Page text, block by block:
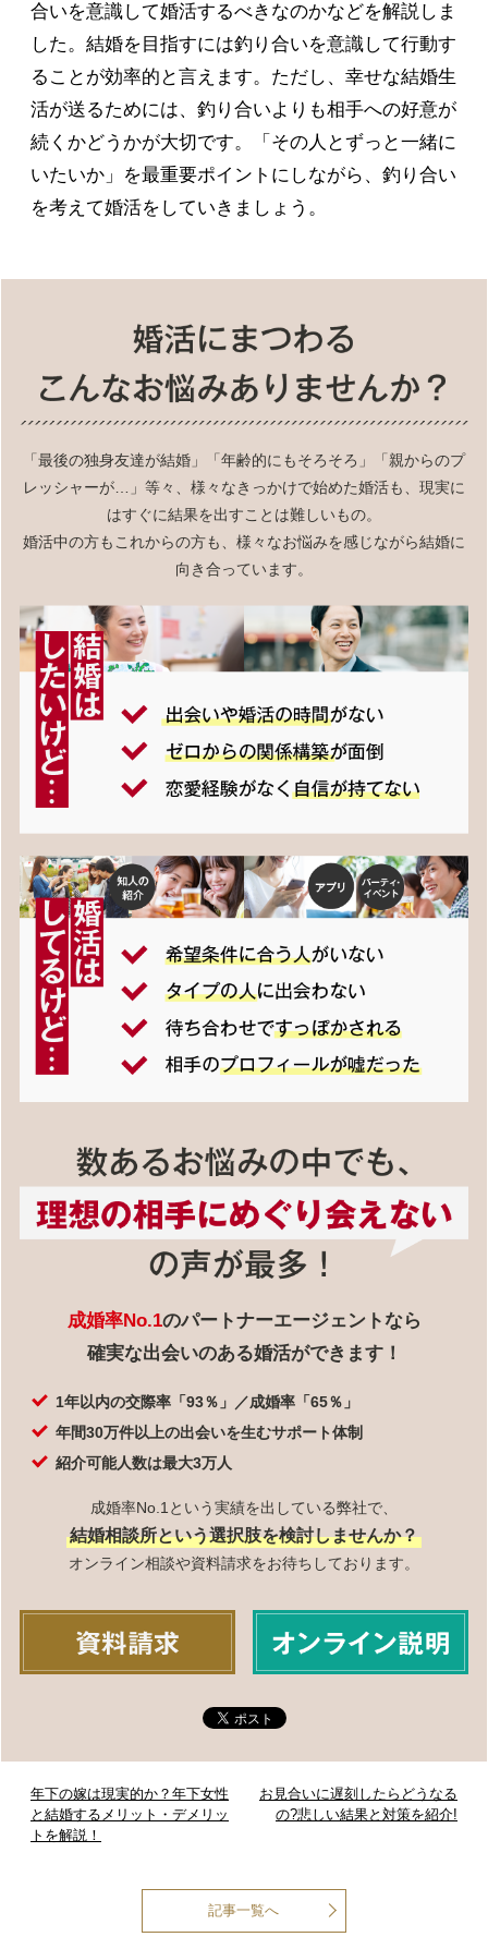
合いを意識して婚活するべきなのかなどを解説しま
した。結婚を目指すには釣り合いを意識して行動す
ることが効率的と言えます。ただし、幸せな結婚生
活が送るためには、釣り合いよりも相手への好意が
続くかどうかが大切です。「その人とずっと一緒に
いたいか」を最重要ポイントにしながら、釣り合い
を考えて婚活をしていきましょう。
「最後の独身友達が結婚」「年齢的にもそろそろ」「親からのプ
レッシャーが…」等々、様々なきっかけで始めた婚活も、現実に
はすぐに結果を出すことは難しいもの。
婚活中の方もこれからの方も、様々なお悩みを感じながら結婚に
向き合っています。
成婚率No.1のパートナーエージェントなら
確実な出会いのある婚活ができます！
1年以内の交際率「93％」／成婚率「65％」
年間30万件以上の出会いを生むサポート体制
紹介可能人数は最大3万人
成婚率No.1という実績を出している弊社で、
結婚相談所という選択肢を検討しませんか？
オンライン相談や資料請求をお待ちしております。
年下の嫁は現実的か？年下女性
と結婚するメリット・デメリッ
トを解説！
お見合いに遅刻したらどうなる
の?悲しい結果と対策を紹介!
記事一覧へ